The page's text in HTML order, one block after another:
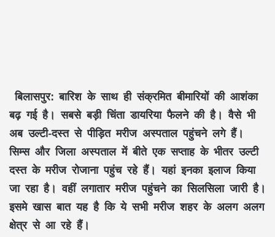
बिलासपुर: बारिश के साथ ही संक्रमित बीमारियों की आशंका
बढ़ गई है। सबसे बड़ी चिंता डायरिया फैलने की है। वैसे भी
अब उल्टी-दस्त से पीड़ित मरीज अस्पताल पहुंचने लगे हैं।
सिम्स और जिला अस्पताल में बीते एक सप्ताह के भीतर उल्टी
दस्त के मरीज रोजाना पहुंच रहे हैं। यहां इनका इलाज किया
जा रहा है। वहीं लगातार मरीज पहुंचने का सिलसिला जारी है।
इसमे खास बात यह है कि ये सभी मरीज शहर के अलग अलग
क्षेत्र से आ रहे हैं।